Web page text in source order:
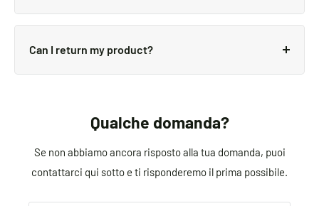
Delivery details will be provided in your confirmation
We use all major carriers, and local courier partners.
checkout.
Can I return my product?
We always aim for make sure our customers love our
happy to help. Just email us directly and we’ll take
Qualche domanda?
Se non abbiamo ancora risposto alla tua domanda, puoi
contattarci qui sotto e ti risponderemo il prima possibile.